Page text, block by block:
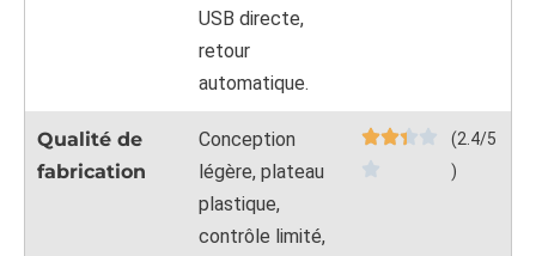
USB directe,
retour
automatique.
Qualité de
fabrication
Conception
légère, plateau
plastique,
contrôle limité,
(2.4/5
)